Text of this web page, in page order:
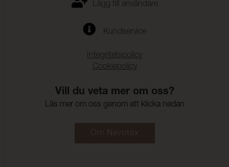
Lägg till användare
Kundservice
Integritetspolicy
Cookiepolicy
Vill du veta mer om oss?
Läs mer om oss genom att klicka nedan
Om Nevotex